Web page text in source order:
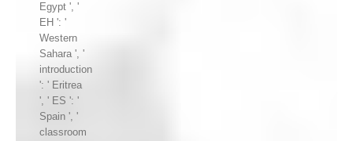
Egypt ', '
EH ': '
Western
Sahara ', '
introduction
': ' Eritrea
', ' ES ': '
Spain ', '
classroom